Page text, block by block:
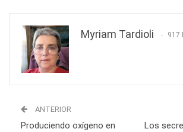
Myriam Tardioli 917
ANTERIOR
Produciendo oxígeno en
Los